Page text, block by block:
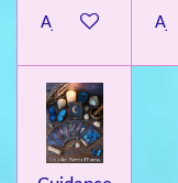
Ajouter au panier